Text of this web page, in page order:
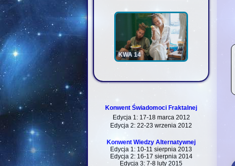
KWA 14
Konwent Świadomoci Fraktalnej
Edycja 1: 17-18 marca 2012
Edycja 2: 22-23 wrzenia 2012
Konwent Wiedzy Alternatywnej
Edycja 1: 10-11 sierpnia 2013
Edycja 2: 16-17 sierpnia 2014
Edycja 3: 7-8 luty 2015